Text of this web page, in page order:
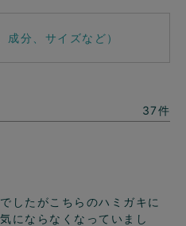
成分、サイズなど）
37
したがこちらのハミガキに
にならなくなっていまし